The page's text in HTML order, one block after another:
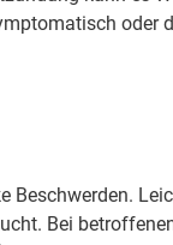
oder
Beschwerden.
Bei